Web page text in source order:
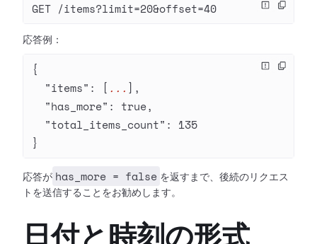
GET /items?limit=20&offset=40
応答例：
{
  "items"
: [ ... ],
  "has_more"
: true,
  "total_items_count"
: 135
}
応答が has_more = false を返すまで、後続のリクエス
トを送信することをお勧めします。
日付と時刻の形式